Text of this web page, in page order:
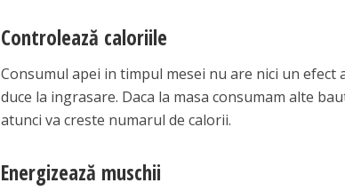
Controlează caloriile
Consumul apei in timpul mesei nu are nici un
duce la ingrasare. Daca la masa consumam alte
atunci va creste numarul de calorii.
Energizează muschii